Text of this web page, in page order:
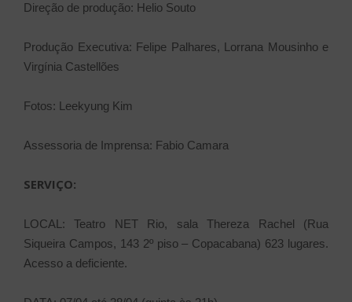
Direção de produção: Helio Souto
Produção Executiva: Felipe Palhares, Lorrana Mousinho e
Virgínia Castellões
Fotos: Leekyung Kim
Assessoria de Imprensa: Fabio Camara
SERVIÇO:
LOCAL: Teatro NET Rio, sala Thereza Rachel (Rua
Siqueira Campos, 143 2º piso – Copacabana) 623 lugares.
Acesso a deficiente.